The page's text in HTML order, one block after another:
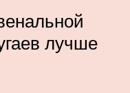
лучше